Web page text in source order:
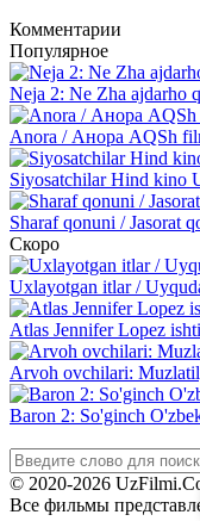
Комментарии
Популярное
Neja 2: Ne Zha ajdarho
Anora / Анора AQSh
Siyosatchilar Hind kino
Sharaf qonuni / Jasorat
Скоро
Uxlayotgan itlar /
Atlas Jennifer Lopez
Arvoh ovchilari:
Baron 2: So'ginch
© 2020-2026
Все фильмы